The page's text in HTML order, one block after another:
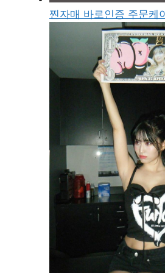
찐자매 바로인증 주문케